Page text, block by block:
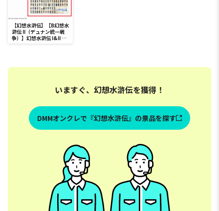
【幻想水滸伝】【B幻想水
滸伝 II（デュナン統一戦
争）】幻想水滸伝 I&II HD
いますぐ、幻想水滸伝を獲得！
DMMオンクレで『幻想水滸伝』の景品を探す